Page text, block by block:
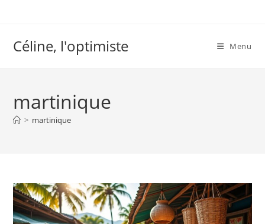
Céline, l'optimiste Menu
martinique
> martinique